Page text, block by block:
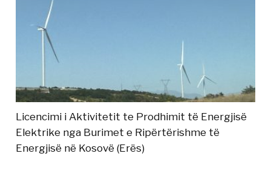
Licencimi i Aktivitetit te Prodhimit të Energjisë
Elektrike nga Burimet e Ripërtërishme të
Energjisë në Kosovë (Erës)